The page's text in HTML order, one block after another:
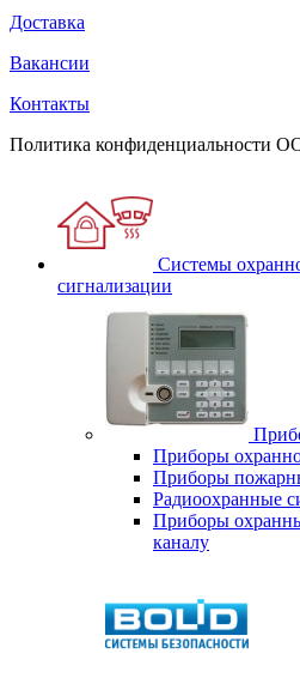
Доставка
Вакансии
Контакты
Политика конфиденциальности
Системы
сигнализации
Приборы
Приборы
Радиоохранные
Приборы
каналу